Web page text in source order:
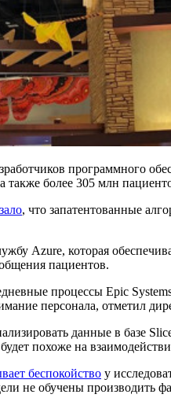
программного
более 305 млн
, что запатентованные
Azure, которая
пациентов.
процессы Epic
персонала, отметил
данные в базе
похоже на
беспокойство у
не обучены производить